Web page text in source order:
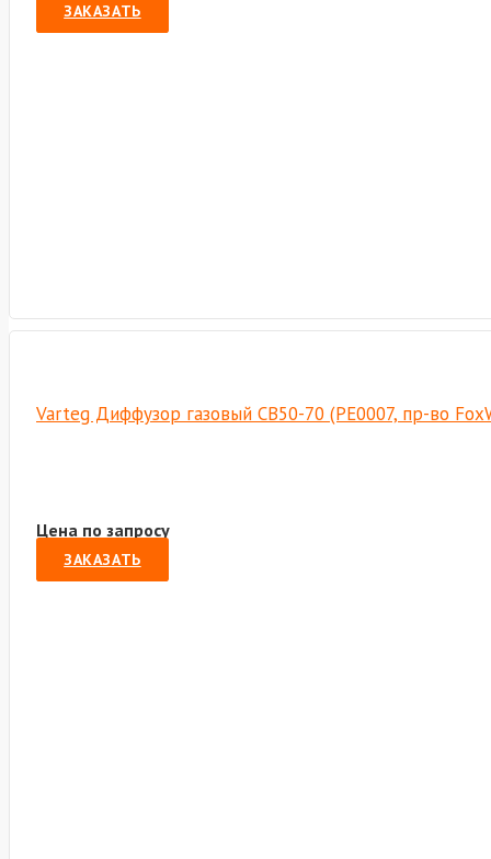
ЗАКАЗАТЬ
Varteg Диффузор газовый СВ50-70 (РЕ0007, пр-во
Цена по запросу
ЗАКАЗАТЬ